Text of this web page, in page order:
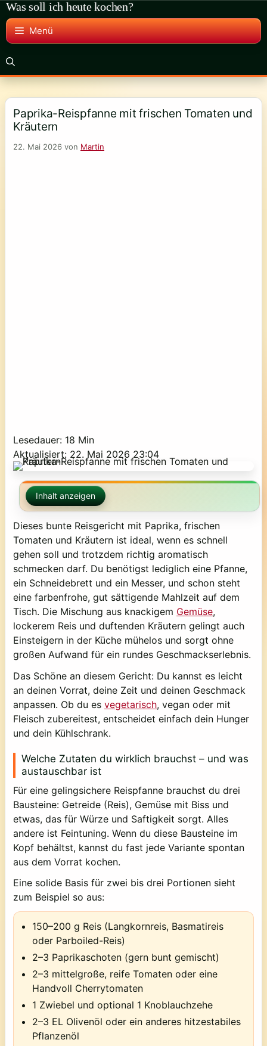
Zum
Inhalt
springen
Was soll ich heute kochen?
Menü
Paprika-Reispfanne mit frischen Tomaten und
Kräutern
22. Mai 2026 von Martin
Lesedauer: 18 Min
Aktualisiert: 22. Mai 2026 23:04
Inhalt anzeigen
Dieses bunte Reisgericht mit Paprika, frischen
Tomaten und Kräutern ist ideal, wenn es schnell
gehen soll und trotzdem richtig aromatisch
schmecken darf. Du benötigst lediglich eine Pfanne,
ein Schneidebrett und ein Messer, und schon steht
eine farbenfrohe, gut sättigende Mahlzeit auf dem
Tisch. Die Mischung aus knackigem Gemüse,
lockerem Reis und duftenden Kräutern gelingt auch
Einsteigern in der Küche mühelos und sorgt ohne
großen Aufwand für ein rundes Geschmackserlebnis.
Das Schöne an diesem Gericht: Du kannst es leicht
an deinen Vorrat, deine Zeit und deinen Geschmack
anpassen. Ob du es vegetarisch, vegan oder mit
Fleisch zubereitest, entscheidet einfach dein Hunger
und dein Kühlschrank.
Welche Zutaten du wirklich brauchst – und was
austauschbar ist
Für eine gelingsichere Reispfanne brauchst du drei
Bausteine: Getreide (Reis), Gemüse mit Biss und
etwas, das für Würze und Saftigkeit sorgt. Alles
andere ist Feintuning. Wenn du diese Bausteine im
Kopf behältst, kannst du fast jede Variante spontan
aus dem Vorrat kochen.
Eine solide Basis für zwei bis drei Portionen sieht
zum Beispiel so aus:
150–200 g Reis (Langkornreis, Basmatireis
oder Parboiled-Reis)
2–3 Paprikaschoten (gern bunt gemischt)
2–3 mittelgroße, reife Tomaten oder eine
Handvoll Cherrytomaten
1 Zwiebel und optional 1 Knoblauchzehe
2–3 EL Olivenöl oder ein anderes hitzestabiles
Pflanzenöl